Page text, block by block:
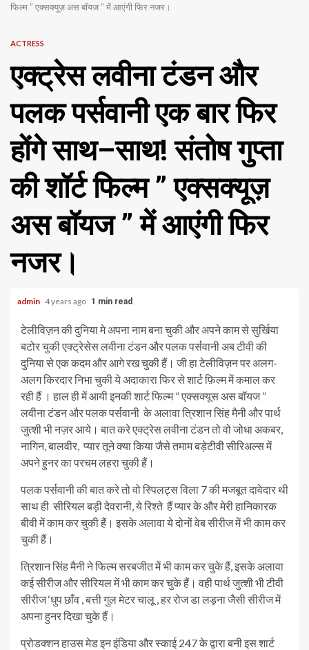
फिल्म ” एक्सक्यूज़ अस बॉयज ” में आएंगी फिर नजर।
ACTRESS
एक्ट्रेस लवीना टंडन और
पलक पर्सवानी एक बार फिर
होंगे साथ–साथ! संतोष गुप्ता
की शॉर्ट फिल्म ” एक्सक्यूज़
अस बॉयज ” में आएंगी फिर
नजर।
admin 4 years ago 1 min read
टेलीविज़न की दुनिया मे अपना नाम बना चुकी और अपने काम से सुर्खिया
बटोर चुकी एक्ट्रेसेस लवीना टंडन और पलक पर्सवानी अब टीवी की
दुनिया से एक कदम और आगे रख चुकी हैं। जी हा टेलीविज़न पर अलग-
अलग किरदार निभा चुकी ये अदाकारा फिर से शार्ट फ़िल्म में कमाल कर
रही हैं । हाल ही में आयी इनकी शार्ट फिल्म ” एक्सक्यूस अस बॉयज ”
लवीना टंडन और पलक पर्सवानी के अलावा त्रिशान सिंह मैनी और पार्थ
जुत्शी भी नज़र आये। बात करे एक्ट्रेस लवीना टंडन तो वो जोधा अकबर,
नागिन, बालवीर, प्यार तूने क्या किया जैसे तमाम बड़ेटीवी सीरिअल्स में
अपने हुनर का परचम लहरा चुकी हैं।
पलक पर्सवानी की बात करे तो वो स्पिलट्स विला 7 की मजबूत दावेदार थी
साथ ही सीरियल बड़ी देवरानी, ये रिश्ते हैं प्यार के और मेरी हानिकारक
बीवी में काम कर चुकी हैं। इसके अलावा ये दोनों वेब सीरीज में भी काम कर
चुकी हैं।
त्रिशान सिंह मैनी ने फिल्म सरबजीत में भी काम कर चुके हैं, इसके अलावा
कई सीरीज और सीरियल में भी काम कर चुके हैं। वही पार्थ जुत्शी भी टीवी
सीरीज ‘धुप छाँव , बत्ती गुल मेटर चालू , हर रोज डा लड़ना जैसी सीरीज में
अपना हुनर दिखा चुके हैं।
प्रोडक्शन हाउस मेड इन इंडिया और स्काई 247 के द्वारा बनी इस शार्ट